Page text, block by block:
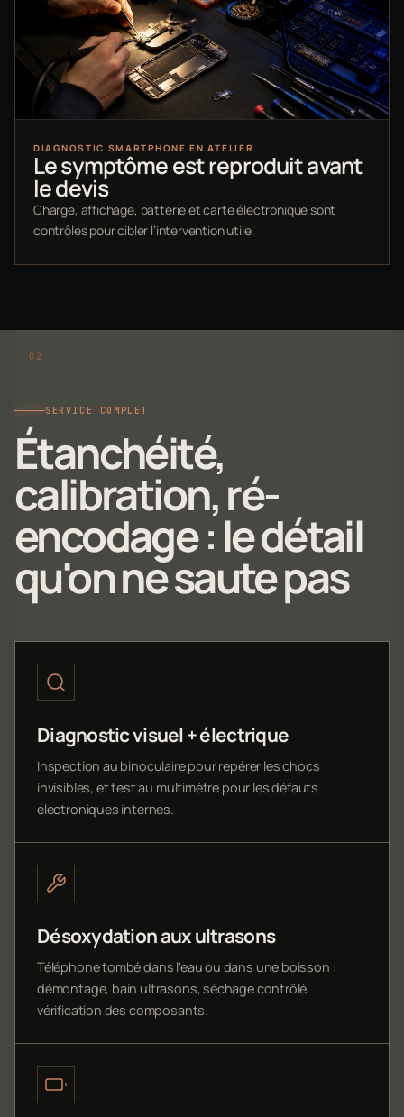
DIAGNOSTIC SMARTPHONE EN ATELIER
Le symptôme est reproduit avant
le devis
Charge, affichage, batterie et carte électronique sont
contrôlés pour cibler l’intervention utile.
SERVICE COMPLET
Étanchéité,
calibration, ré-
encodage : le détail
qu'on ne saute pas
Diagnostic visuel + électrique
Inspection au binoculaire pour repérer les chocs
invisibles, et test au multimètre pour les défauts
électroniques internes.
Désoxydation aux ultrasons
Téléphone tombé dans l'eau ou dans une boisson :
démontage, bain ultrasons, séchage contrôlé,
vérification des composants.